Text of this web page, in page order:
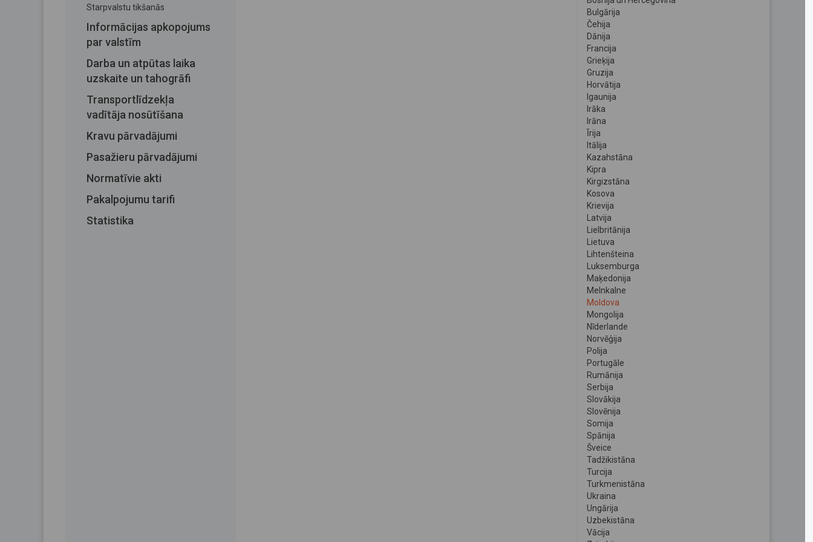
Starpvalstu tikšanās
Informācijas apkopojums
par valstīm
Darba un atpūtas laika
uzskaite un tahogrāfi
Transportlīdzekļa
vadītāja nosūtīšana
Kravu pārvadājumi
Pasažieru pārvadājumi
Normatīvie akti
Pakalpojumu tarifi
Statistika
Bulgārija
Čehija
Dānija
Francija
Grieķija
Gruzija
Horvātija
Igaunija
Irāka
Irāna
Īrija
Itālija
Kazahstāna
Kipra
Kirgizstāna
Kosova
Krievija
Latvija
Lielbritānija
Lietuva
Lihtenšteina
Luksemburga
Maķedonija
Melnkalne
Moldova
Mongolija
Nīderlande
Norvēģija
Polija
Portugāle
Rumānija
Serbija
Slovākija
Slovēnija
Somija
Spānija
Šveice
Tadžikistāna
Turcija
Turkmenistāna
Ukraina
Ungārija
Uzbekistāna
Vācija